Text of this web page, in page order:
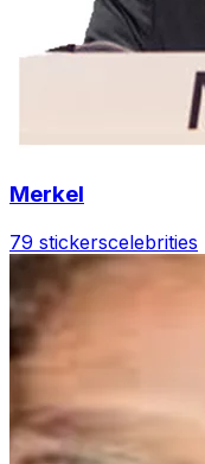
Merkel
79 stickerscelebrities